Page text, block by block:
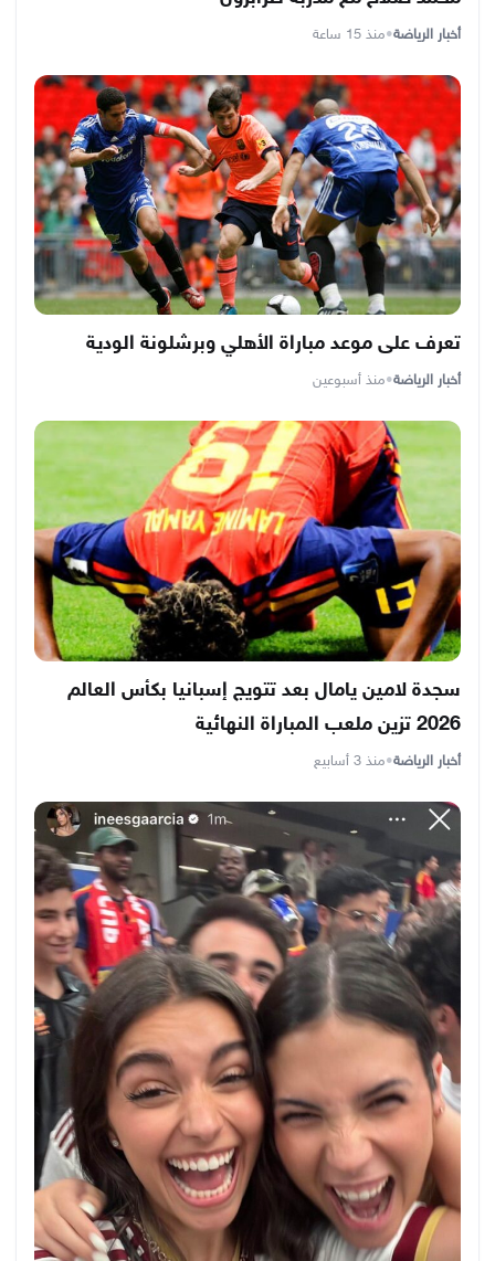
أخبار الرياضة•منذ 15 ساعة
تعرف على موعد مباراة الأهلي وبرشلونة الودية
أخبار الرياضة•منذ أسبوعين
سجدة لامين يامال بعد تتويج إسبانيا بكأس العالم
2026 تزين ملعب المباراة النهائية
أخبار الرياضة•منذ 3 أسابيع